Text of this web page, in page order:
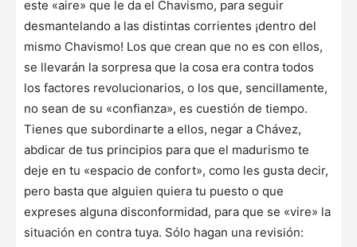
este «aire» que le da el Chavismo, para seguir
desmantelando a las distintas corrientes ¡dentro del
mismo Chavismo! Los que crean que no es con ellos,
se llevarán la sorpresa que la cosa era contra todos
los factores revolucionarios, o los que, sencillamente,
no sean de su «confianza», es cuestión de tiempo.
Tienes que subordinarte a ellos, negar a Chávez,
abdicar de tus principios para que el madurismo te
deje en tu «espacio de confort», como les gusta decir,
pero basta que alguien quiera tu puesto o que
expreses alguna disconformidad, para que se «vire» la
situación en contra tuya. Sólo hagan una revisión: